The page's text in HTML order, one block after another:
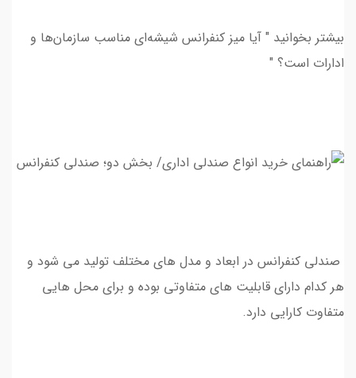
بیشتر بخوانید " آیا میز کنفرانس شیشه‌ای مناسب سازمان‌ها و
ادارات است؟ "
صندلی کنفرانس در ابعاد و مدل های مختلف تولید می شود و
هر کدام دارای قابلیت هاي متفاوتي بوده و برای محل هایی
متفاوت کارایی دارد.